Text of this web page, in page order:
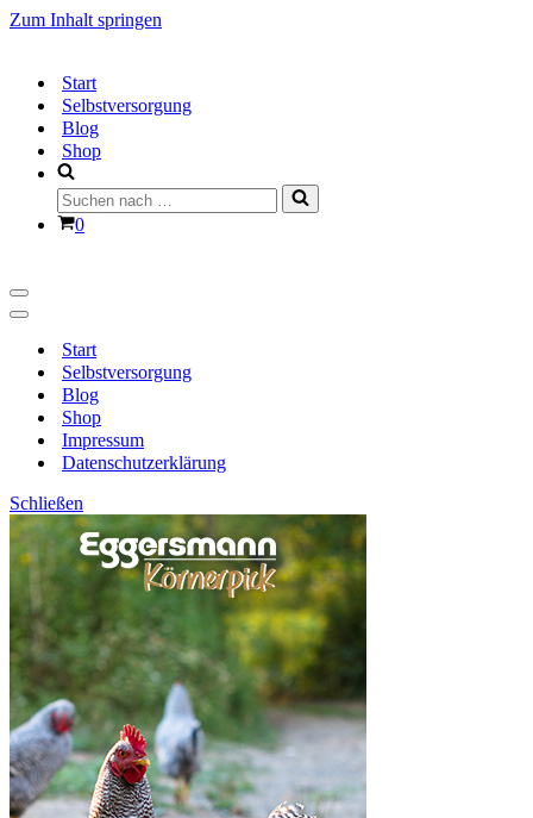
Zum Inhalt springen
Start
Selbstversorgung
Blog
Shop
Suchen
nach …
Warenkorb
0
Navigationsmenü
Navigationsmenü
Start
Selbstversorgung
Blog
Shop
Impressum
Datenschutzerklärung
Schließen